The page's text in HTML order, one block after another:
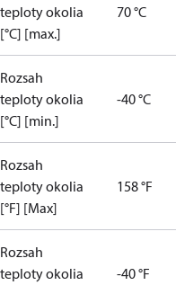
teploty okolia
[°C] [max.]
70 °C
Rozsah
teploty okolia
[°C] [min.]
-40 °C
Rozsah
teploty okolia
[°F] [Max]
158 °F
Rozsah
teploty okolia
-40 °F